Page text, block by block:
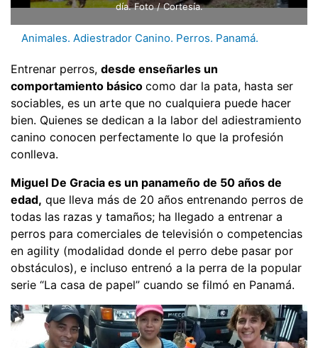
día. Foto / Cortesía.
Animales. Adiestrador Canino. Perros. Panamá.
Entrenar perros, desde enseñarles un
comportamiento básico como dar la pata, hasta ser
sociables, es un arte que no cualquiera puede hacer
bien. Quienes se dedican a la labor del adiestramiento
canino conocen perfectamente lo que la profesión
conlleva.
Miguel De Gracia es un panameño de 50 años de
edad, que lleva más de 20 años entrenando perros de
todas las razas y tamaños; ha llegado a entrenar a
perros para comerciales de televisión o competencias
en agility (modalidad donde el perro debe pasar por
obstáculos), e incluso entrenó a la perra de la popular
serie “La casa de papel” cuando se filmó en Panamá.